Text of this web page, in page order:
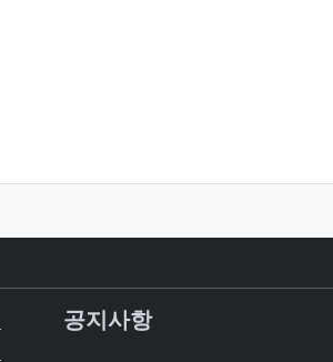
공지사항